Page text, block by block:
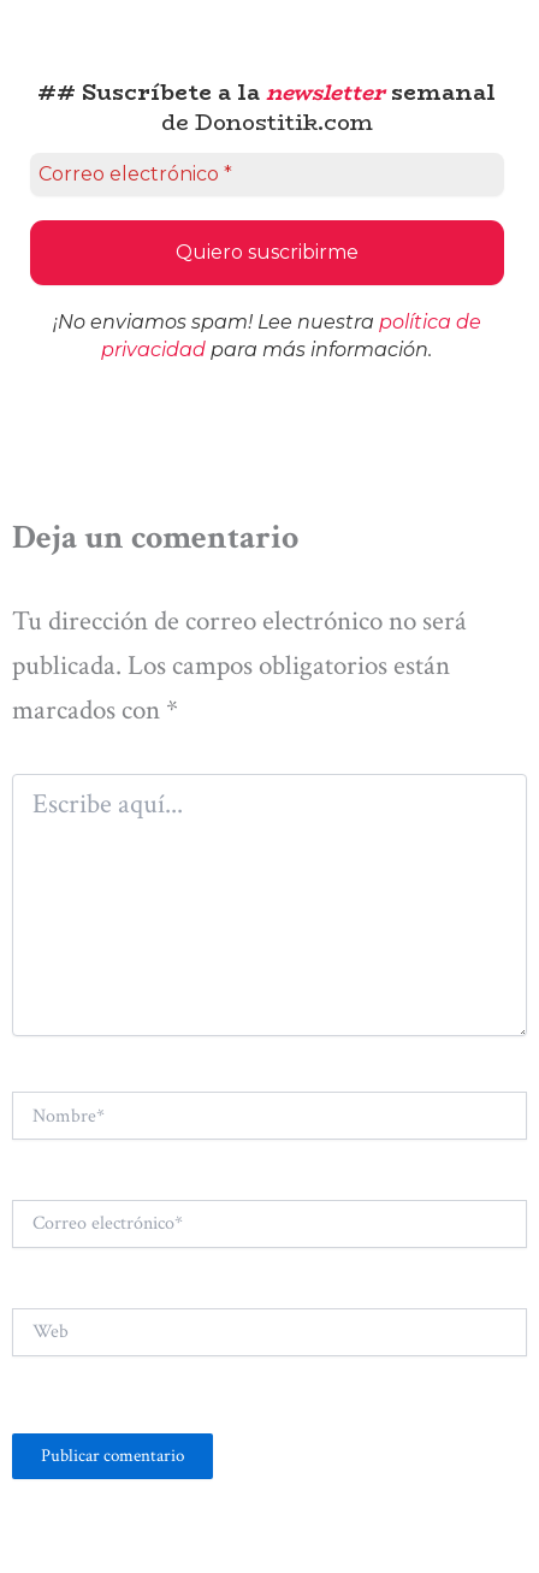
## Suscríbete a lanewslettersemanal
de Donostitik.com
¡No enviamos spam! Lee nuestra política de
privacidad para más información.
Deja un comentario
Tu dirección de correo electrónico no será
publicada. Los campos obligatorios están
marcados con *
Escribe
aquí...
Correo
electrónico*
Web